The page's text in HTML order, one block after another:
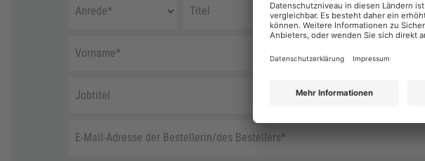
Anrede* Titel
Vorname* Nachname
Jobtitel
E-Mail-Adresse der Bestellerin/des Bestellers*